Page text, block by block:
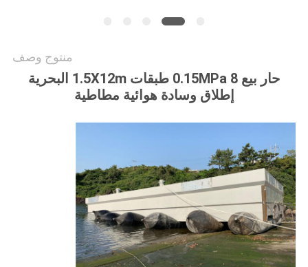
منتوج وصف
حار بيع 0.15MPa 8 طبقات 1.5X12m البحرية
إطلاق وسادة هوائية مطاطية